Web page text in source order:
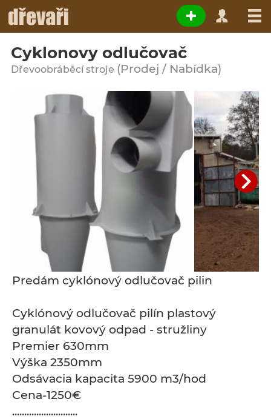
Cyklonovy odlučovač
Dřevoobráběcí stroje (Prodej / Nabídka)
Predám cyklónový odlučovač pilin
Cyklónový odlučovač pilín plastový
granulát kovový odpad - stružliny
Premier 630mm
Výška 2350mm
Odsávacia kapacita 5900 m3/hod
Cena-1250€
...........................